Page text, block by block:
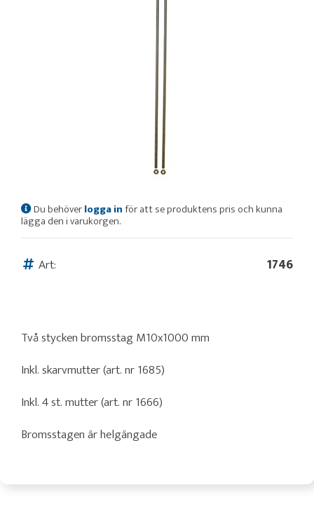
Du behöverlogga inför att se produktens pris och kunna
lägga den i varukorgen.
Art: 1746
Två stycken bromsstag M10x1000 mm
Inkl. skarvmutter (art. nr 1685)
Inkl. 4 st. mutter (art. nr 1666)
Bromsstagen är helgängade